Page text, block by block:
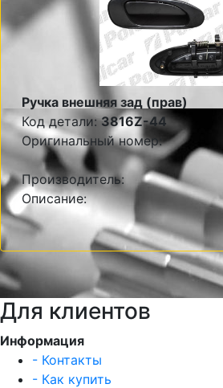
Ручка внешняя зад (прав)
Код детали:3816Z-44
Оригинальный номер:
Производитель:
Описание:
Для клиентов
Информация
- Контакты
- Как купить